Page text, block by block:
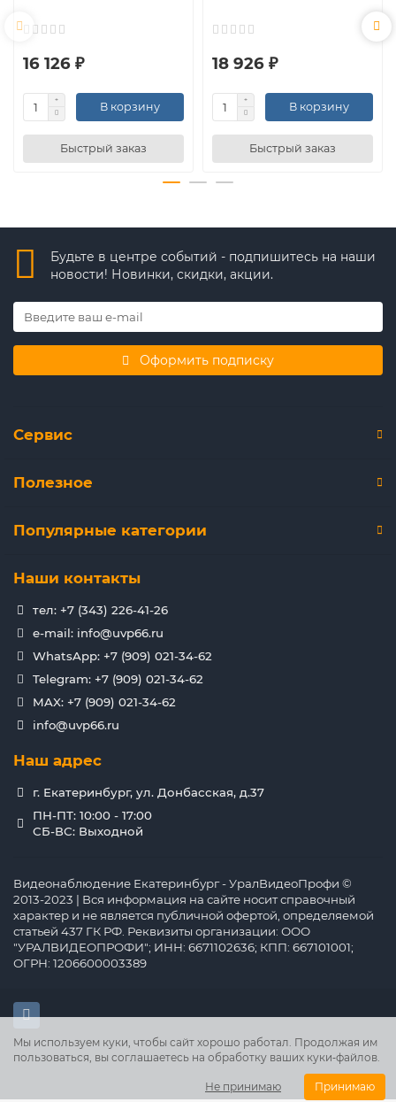
16 126 ₽
В корзину
Быстрый заказ
18 926 ₽
В корзину
Быстрый заказ
Мы используем куки, чтобы сайт хорошо работал. Продолжая им
пользоваться, вы соглашаетесь на обработку ваших куки‑файлов.
Не принимаю Принимаю
Будьте в центре событий - подпишитесь на наши
новости! Новинки, скидки, акции.
Оформить подписку
Сервис
Полезное
Популярные категории
Наши контакты
тел: +7 (343) 226-41-26
e-mail: info@uvp66.ru
WhatsApp: +7 (909) 021-34-62
Telegram: +7 (909) 021-34-62
MAX: +7 (909) 021-34-62
info@uvp66.ru
Наш адрес
г. Екатеринбург, ул. Донбасская, д.37
ПН-ПТ: 10:00 - 17:00
СБ-ВС: Выходной
Видеонаблюдение Екатеринбург - УралВидеоПрофи ©
2013-2023 | Вся информация на сайте носит справочный
характер и не является публичной офертой, определяемой
статьей 437 ГК РФ. Реквизиты организации: ООО
"УРАЛВИДЕОПРОФИ"; ИНН: 6671102636; КПП: 667101001;
ОГРН: 1206600003389